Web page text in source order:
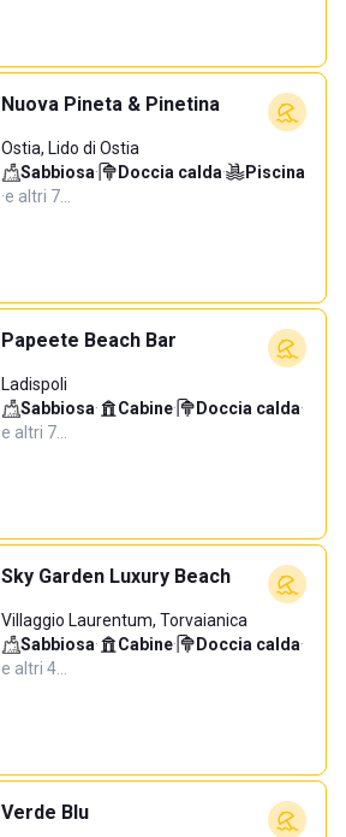
Nuova Pineta & Pinetina
Ostia, Lido di Ostia
Sabbiosa· Doccia calda·
Piscina
·e altri 7…
Papeete Beach Bar
Ladispoli
Sabbiosa· Cabine· Doccia calda·
e altri 7…
Sky Garden Luxury Beach
Villaggio Laurentum, Torvaianica
Sabbiosa· Cabine· Doccia calda·
e altri 4…
Verde Blu